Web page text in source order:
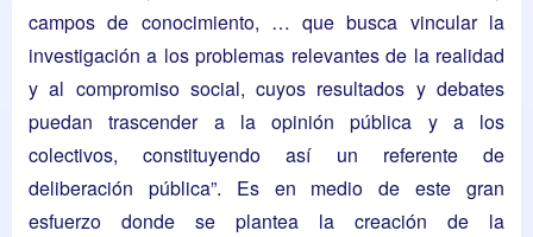
campos de conocimiento, … que busca vincular la
investigación a los problemas relevantes de la realidad
y al compromiso social, cuyos resultados y debates
puedan trascender a la opinión pública y a los
colectivos, constituyendo así un referente de
deliberación pública”. Es en medio de este gran
esfuerzo donde se plantea la creación de la